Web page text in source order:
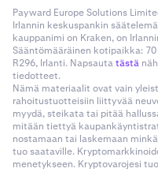
Payward Europe Solutions
Irlannin keskuspankin
kauppanimi on Kraken, on
Sääntömääräinen kotipaikka: 70
R296, Irlanti. Napsautatästä
tiedotteet.
Nämä materiaalit ovat vain
rahoitustuotteisiin liittyvää
myydä, steikata tai pitää
mitään tiettyä
nostamaan tai laskemaan
tuo saataville.
menetykseen. Kryptovarojesi